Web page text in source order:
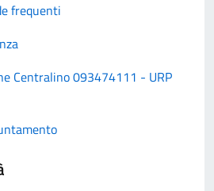
frequenti
Centralino 093474111 - URP